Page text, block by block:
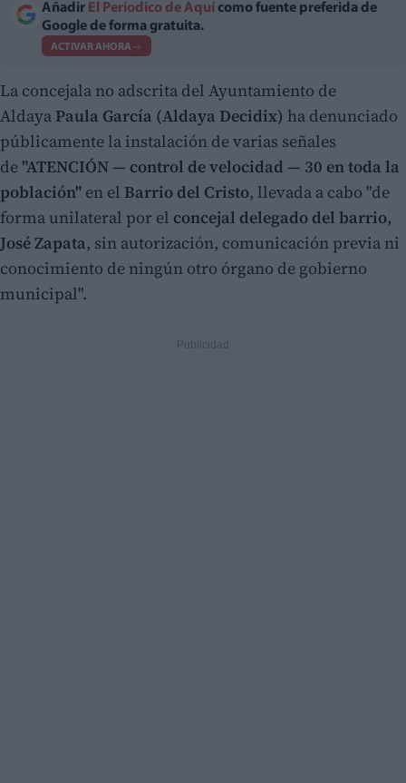
Añadir El Periodico de Aquí como fuente preferida de
Google de forma gratuita.
ACTIVAR AHORA
La concejala no adscrita del Ayuntamiento de
Aldaya Paula García (Aldaya Decidix) ha denunciado
públicamente la instalación de varias señales
de "ATENCIÓN — control de velocidad — 30 en toda la
población" en el Barrio del Cristo, llevada a cabo "de
forma unilateral por el concejal delegado del barrio,
José Zapata, sin autorización, comunicación previa ni
conocimiento de ningún otro órgano de gobierno
municipal".